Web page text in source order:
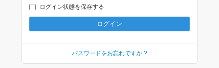
ログイン状態を保存する
パスワードをお忘れですか ?